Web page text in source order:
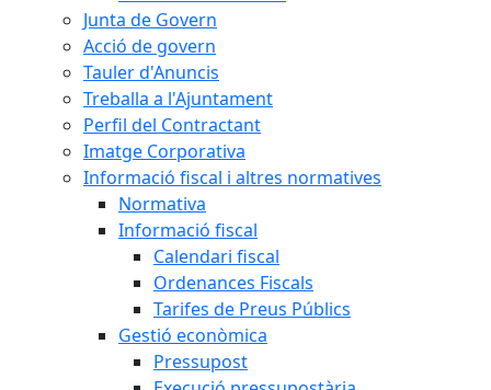
Junta de Govern
Acció de govern
Tauler d'Anuncis
Treballa a l'Ajuntament
Perfil del Contractant
Imatge Corporativa
Informació fiscal i altres normatives
Normativa
Informació fiscal
Calendari fiscal
Ordenances Fiscals
Tarifes de Preus Públics
Gestió econòmica
Pressupost